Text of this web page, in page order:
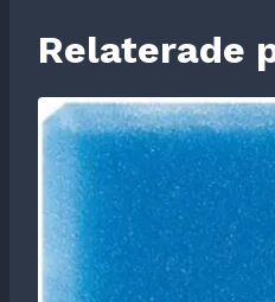
Relaterade